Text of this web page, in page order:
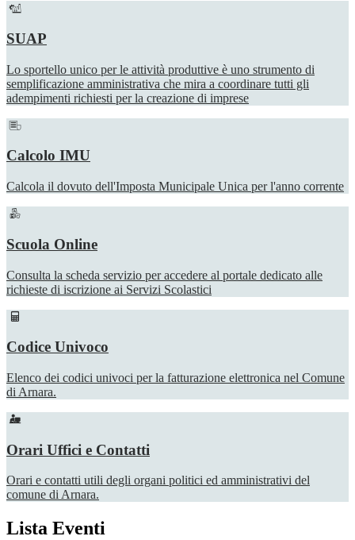
SUAP
Lo sportello unico per le attività produttive è uno strumento di
semplificazione amministrativa che mira a coordinare tutti gli
adempimenti richiesti per la creazione di imprese
Calcolo IMU
Calcola il dovuto dell'Imposta Municipale Unica per l'anno corrente
Scuola Online
Consulta la scheda servizio per accedere al portale dedicato alle
richieste di iscrizione ai Servizi Scolastici
Codice Univoco
Elenco dei codici univoci per la fatturazione elettronica nel Comune
di Arnara.
Orari Uffici e Contatti
Orari e contatti utili degli organi politici ed amministrativi del
comune di Arnara.
Lista Eventi